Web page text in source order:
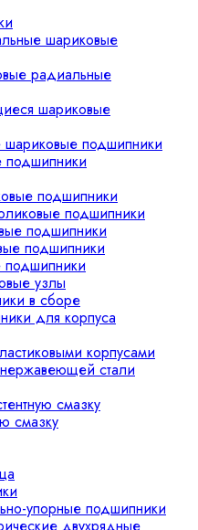
шариковые
радиальные
шариковые
подшипники
подшипники
подшипники
подшипники
подшипники
подшипники
узлы
в сборе
для корпуса
корпусами
стали
смазку
смазку
упорные подшипники